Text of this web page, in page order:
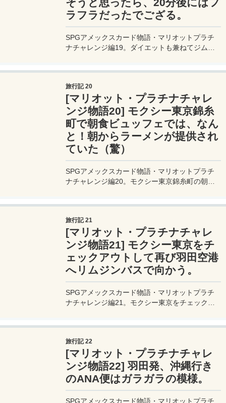
ラフラだったでござる。
SPGアメックスカード物語・マリオットプラチ
ナチャレンジ編19。ダイエットも兼ねてジムで
旅行記 20
[マリオット・プラチナチャレ
ンジ物語20] モクシー東京錦糸
町で朝食ビュッフェでは、なん
と！朝からラーメンが提供され
ていた（驚）
SPGアメックスカード物語・マリオットプラチ
ナチャレンジ編20。モクシー東京錦糸町の朝食
旅行記 21
[マリオット・プラチナチャレ
ンジ物語21] モクシー東京をチ
ェックアウトして再び羽田空港
へリムジンバスで向かう。
SPGアメックスカード物語・マリオットプラチ
ナチャレンジ編21。モクシー東京をチェックア
旅行記 22
[マリオット・プラチナチャレ
ンジ物語22] 羽田発、沖縄行き
のANA便はガラガラの模様。
SPGアメックスカード物語・マリオットプラチ